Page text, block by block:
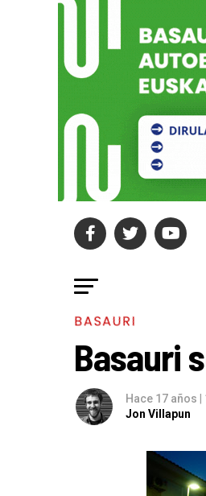
BASAURI
Basauri
Hace 17 años |
Jon Villapun